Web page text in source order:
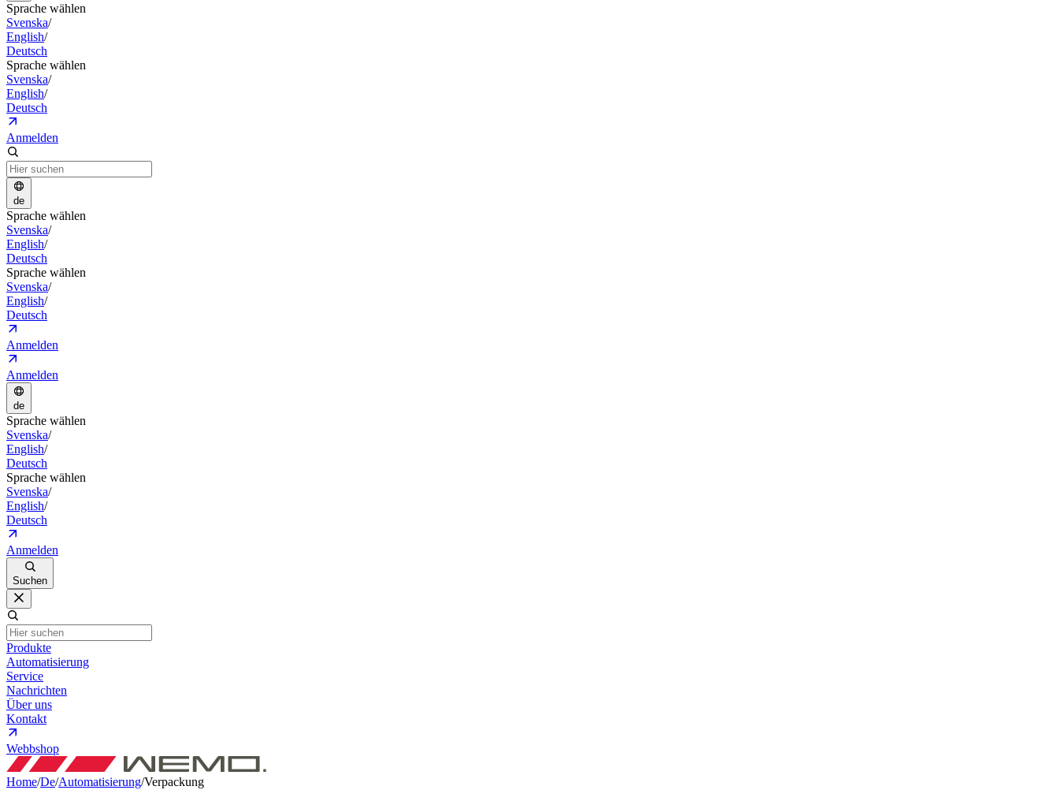
Sprache wählen
Svenska/
English/
Deutsch
Sprache wählen
Svenska/
English/
Deutsch
Anmelden
de
Sprache wählen
Svenska/
English/
Deutsch
Sprache wählen
Svenska/
English/
Deutsch
Anmelden
Anmelden
de
Sprache wählen
Svenska/
English/
Deutsch
Sprache wählen
Svenska/
English/
Deutsch
Anmelden
Suchen
Produkte
Automatisierung
Service
Nachrichten
Über uns
Kontakt
Webbshop
Home/De/Automatisierung/Verpackung